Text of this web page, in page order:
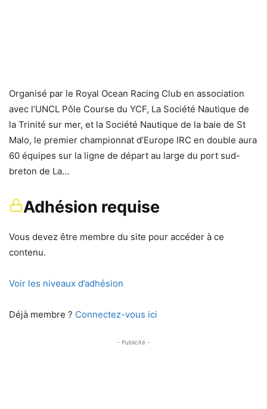
Organisé par le Royal Ocean Racing Club en association
avec l’UNCL Pôle Course du YCF, La Société Nautique de
la Trinité sur mer, et la Société Nautique de la baie de St
Malo, le premier championnat d’Europe IRC en double aura
60 équipes sur la ligne de départ au large du port sud-
breton de La…
Adhésion requise
Vous devez être membre du site pour accéder à ce
contenu.
Voir les niveaux d’adhésion
Déjà membre ? Connectez-vous ici
- Publicité -